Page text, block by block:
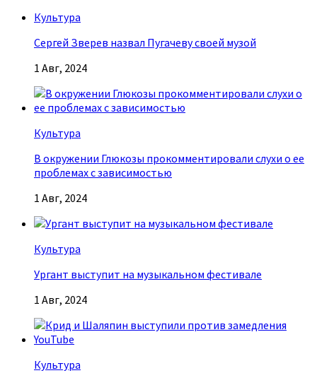
Культура
Сергей Зверев назвал Пугачеву своей музой
1 Авг, 2024
Культура
В окружении Глюкозы прокомментировали слухи о ее
проблемах с зависимостью
1 Авг, 2024
Культура
Ургант выступит на музыкальном фестивале
1 Авг, 2024
Культура